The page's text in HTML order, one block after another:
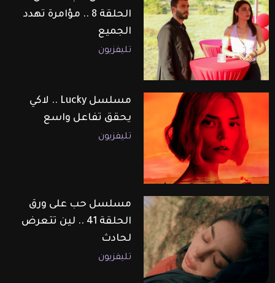
الحلقة 8 .. مؤامرة تهدد
الجميع
تليفزيون
مسلسل Lucky .. لاكي
يحقق تفاعل واسع
تليفزيون
مسلسل حب على ورق
الحلقة 41 .. لين تتعرض
لحادث
تليفزيون